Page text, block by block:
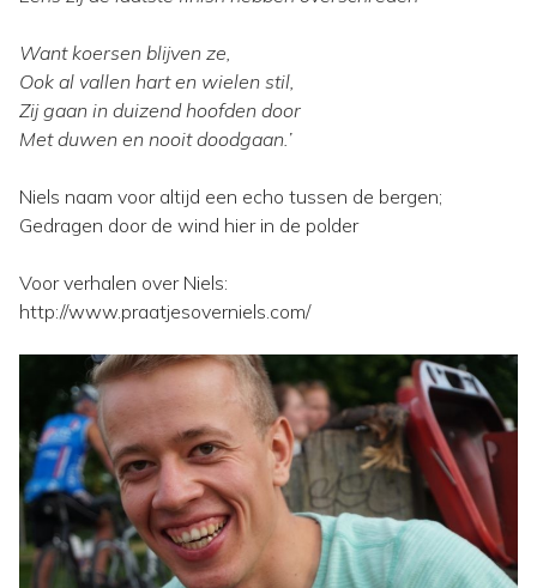
Want koersen blijven ze,
Ook al vallen hart en wielen stil,
Zij gaan in duizend hoofden door
Met duwen en nooit doodgaan.’
Niels naam voor altijd een echo tussen de bergen;
Gedragen door de wind hier in de polder
Voor verhalen over Niels:
http://www.praatjesoverniels.com/